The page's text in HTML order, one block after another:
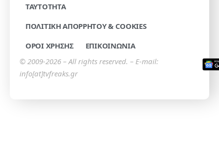
TAYTOTHTA
ΠΟΛΙΤΙΚΗ ΑΠΟΡΡΗΤΟΥ & COOKIES
ΟΡΟΙ ΧΡΗΣΗΣ
ΕΠΙΚΟΙΝΩΝΙΑ
© 2009-2026 – All rights reserved. – E-mail:
info[at]tvfreaks.gr